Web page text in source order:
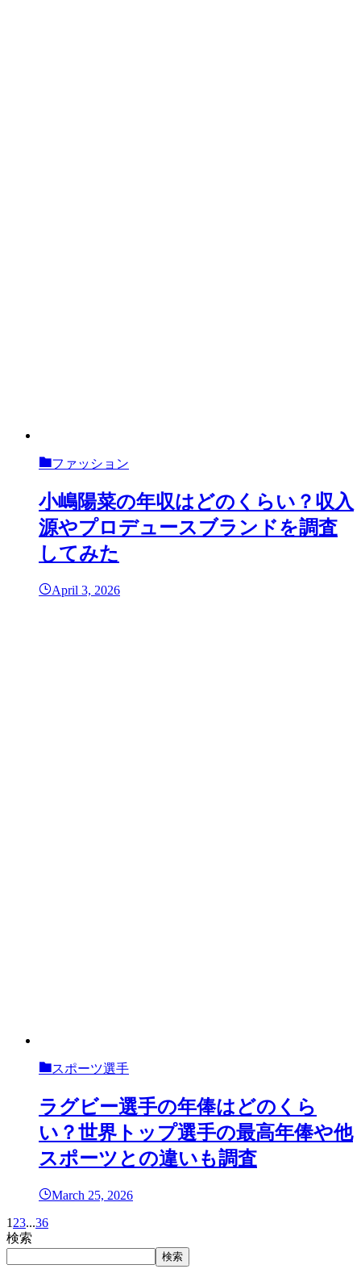
ファッション
小嶋陽菜の年収はどのくらい？収入
源やプロデュースブランドを調査
してみた
April 3, 2026
スポーツ選手
ラグビー選手の年俸はどのくら
い？世界トップ選手の最高年俸や他
スポーツとの違いも調査
March 25, 2026
1 23...36
検索
検索